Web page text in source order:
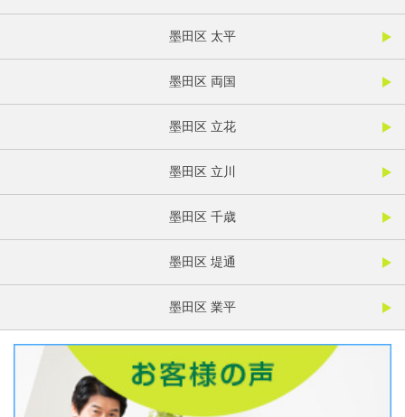
墨田区 太平
墨田区 両国
墨田区 立花
墨田区 立川
墨田区 千歳
墨田区 堤通
墨田区 業平